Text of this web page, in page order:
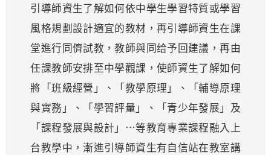
引導師資生了解如何依中學生學習特質或學習
風格規劃設計適宜的教材，再引導師資生在課
堂進行同儕試教，教師與同给予回建議，再由
任課教師安排至中學觀課，使師資生了解如何
將「班級經營」、「教學原理」、「輔導原理
與實務」、「學習評量」、「青少年發展」及
「課程發展與設計」⋯等教育專業課程融入上
台教學中，漸進引導師資生有自信站在教室講